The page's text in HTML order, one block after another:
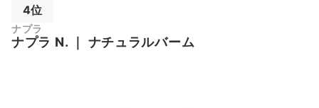
4位
ナプラ
ナプラ N. ナチュラルバーム